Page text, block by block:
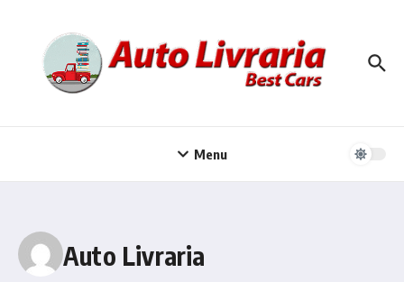
Menu
Auto Livraria